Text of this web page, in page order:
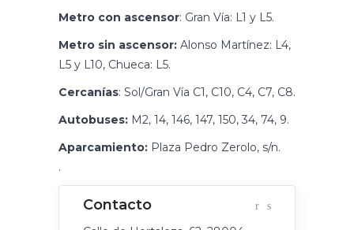
Metro con ascensor: Gran Vía: L1 y L5.
Metro sin ascensor: Alonso Martínez: L4,
L5 y L10, Chueca: L5.
Cercanías: Sol/Gran Vía C1, C10, C4, C7, C8.
Autobuses: M2, 14, 146, 147, 150, 34, 74, 9.
Aparcamiento: Plaza Pedro Zerolo, s/n.
.